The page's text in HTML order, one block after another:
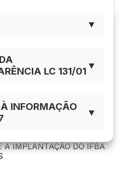
▼
LC 131/01 ▼
INFORMAÇÃO
▼
em:
CONVIDA
PARA ESCUTA
A IMPLANTAÇÃO DO IFBA